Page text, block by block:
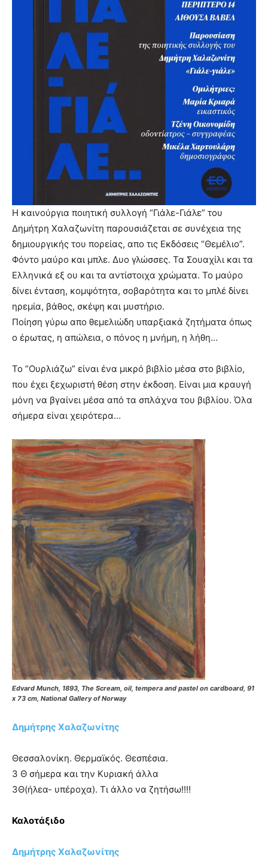
Η καινούργια ποιητική συλλογή “Γιάλε-Γιάλε” του
Δημήτρη Χαλαζωνίτη παρουσιάζεται σε συνέχεια της
δημιουργικής του πορείας, απο τις Εκδόσεις “Θεμέλιο”.
Φόντο μαύρο και μπλε. Δυο γλώσσες. Τα Σουαχίλι και τα
Ελληνικά εξ ου και τα αντίστοιχα χρώματα. Το μαύρο
δίνει ένταση, κομψότητα, σοβαρότητα και το μπλέ δίνει
ηρεμία, βάθος, σκέψη και μυστήριο.
Ποίηση γύρω απο θεμελιώδη υπαρξιακά ζητήματα όπως
ο έρωτας, η απώλεια, ο πόνος η μνήμη, η λήθη…
Το ”Ουρλιάζω” είναι ένα μικρό βιβλίο μέσα στο βιβλίο,
που έχει ξεχωριστή θέση στην έκδοση. Είναι μια κραυγή
μόνη να βγαίνει μέσα από τα σπλάχνα του βιβλίου. Όλα
σήμερα είναι χειρότερα…
Edvard Munch, 1893, The Scream, oil, tempera and pastel on cardboard, 91
x 73 cm, National Gallery of Norway
Δημήτρης Χαλαζωνίτης
Θεσσαλονίκη. Θερμαϊκός. Θεσπέσια.
3 Θ σήμερα και την Κυριακή άλλα
3Θ(ήλεα- υπέροχα). Τι άλλο να ζητήσω!!!!
Καλοτάξιδο
Δημήτρης Χαλαζωνίτης